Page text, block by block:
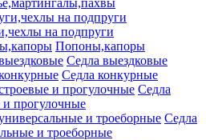
на подпруги
Попоны,капоры
Седла выездковые
Седла конкурные
Седла
и прогулочные
Седла
и троеборные